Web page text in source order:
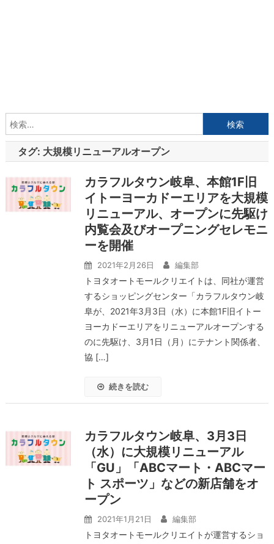
索:
タグ: 大規模リニューアルオープン
カラフルタウン岐阜、本館1F旧
イトーヨーカドーエリアを大規模
リニューアル、オープンに先駆け
内覧会及びオープニングセレモニ
ーを開催
2021年2月26日 編集部
トヨタオートモールクリエイトは、同社が運営
するショッピングセンター「カラフルタウン岐
阜が、2021年3月3日（水）に本館1F旧イトー
ヨーカドーエリアをリニューアルオープンする
のに先駆け、3月1日（月）にテナント関係者、
協 […]
続きを読む
カラフルタウン岐阜、3月3日
（水）に大規模リニューアル
「GU」「ABCマート・ABCマー
ト スポーツ」などの新店舗をオ
ープン
2021年1月21日 編集部
トヨタオートモールクリエイトが運営するショ